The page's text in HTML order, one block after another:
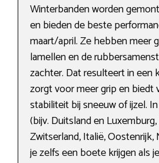
Winterbanden worden
en bieden de beste
maart/april. Ze hebben meer
lamellen en de
zachter. Dat resulteert in een
zorgt voor meer grip en biedt
stabiliteit bij sneeuw of ijzel.
(bijv. Duitsland en
Zwitserland, Italië,
je zelfs een boete krijgen als